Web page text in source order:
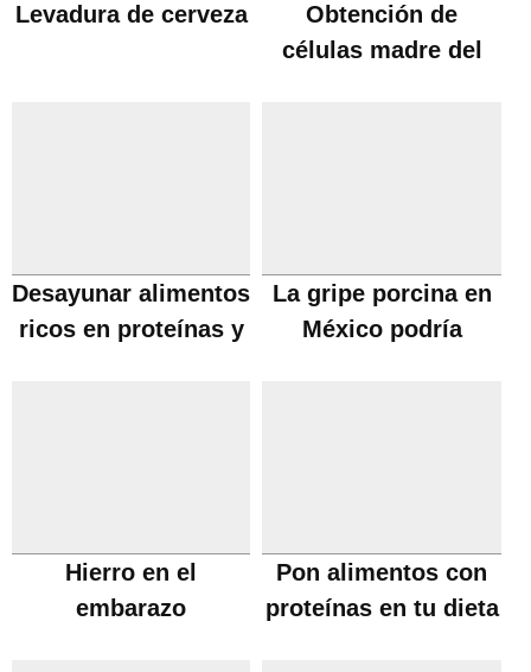
Levadura de cerveza
Obtención de
células madre del
Desayunar alimentos
ricos en proteínas y
La gripe porcina en
México podría
Hierro en el
embarazo
Pon alimentos con
proteínas en tu dieta